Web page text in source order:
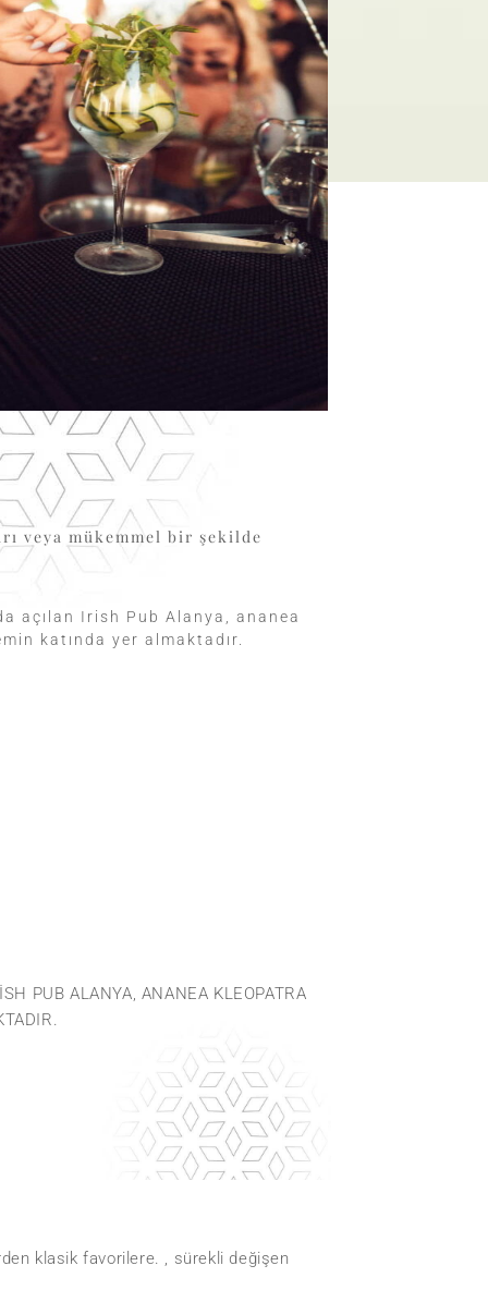
veya mükemmel bir şekilde
açılan Irish Pub Alanya, ananea
katında yer almaktadır.
PUB ALANYA, ANANEA KLEOPATRA
klasik favorilere. , sürekli değişen